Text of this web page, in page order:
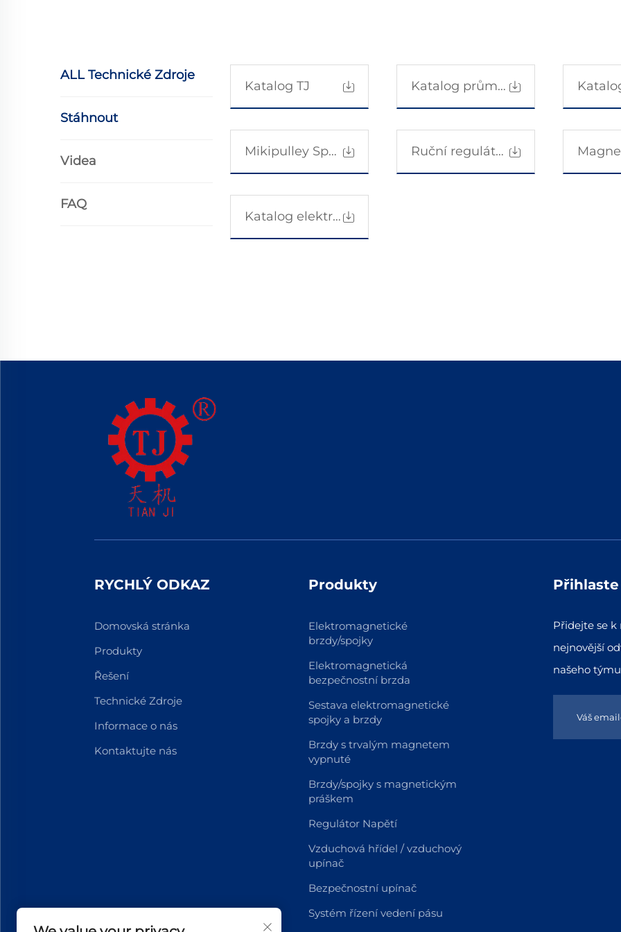
ALL Technické Zdroje
Stáhnout
Videa
FAQ
Katalog TJ Katalog průmyslových spojek a brzd TJ
Mikipulley Spoušť Ruční regulátor napnutí
Katalog elektromagnetické práškové brzdy
RYCHLÝ ODKAZ
Domovská stránka
Produkty
Řešení
Technické Zdroje
Informace o nás
Kontaktujte nás
Produkty
Elektromagnetické
brzdy/spojky
Elektromagnetická
bezpečnostní brzda
Sestava elektromagnetické
spojky a brzdy
Brzdy s trvalým magnetem
vypnuté
Brzdy/spojky s magnetickým
práškem
Regulátor Napětí
Vzduchová hřídel / vzduchový
upínač
Bezpečnostní upínač
Systém řízení vedení pásu
Přidejte se
nejnovější
našeho